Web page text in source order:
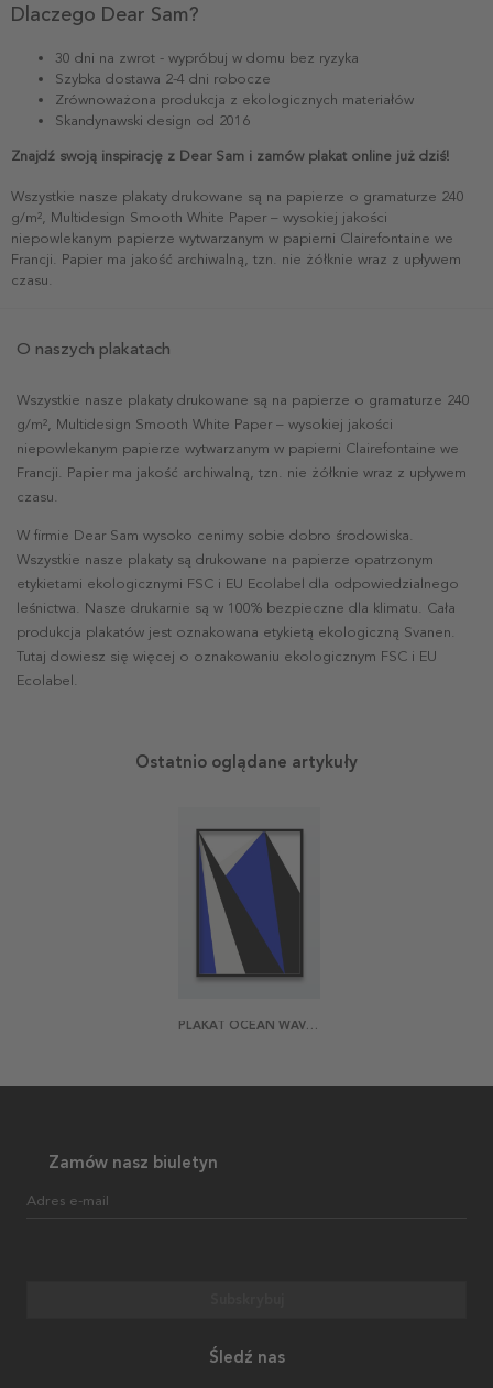
Dlaczego Dear Sam?
30 dni na zwrot - wypróbuj w domu bez ryzyka
Szybka dostawa 2-4 dni robocze
Zrównoważona produkcja z ekologicznych materiałów
Skandynawski design od 2016
Znajdź swoją inspirację z Dear Sam i zamów plakat online już dziś!
Wszystkie nasze plakaty drukowane są na papierze o gramaturze 240
g/m², Multidesign Smooth White Paper – wysokiej jakości
niepowlekanym papierze wytwarzanym w papierni Clairefontaine we
Francji. Papier ma jakość archiwalną, tzn. nie żółknie wraz z upływem
czasu.
O naszych plakatach
Wszystkie nasze plakaty drukowane są na papierze o gramaturze 240
g/m², Multidesign Smooth White Paper – wysokiej jakości
niepowlekanym papierze wytwarzanym w papierni Clairefontaine we
Francji. Papier ma jakość archiwalną, tzn. nie żółknie wraz z upływem
czasu.
W firmie Dear Sam wysoko cenimy sobie dobro środowiska.
Wszystkie nasze plakaty są drukowane na papierze opatrzonym
etykietami ekologicznymi FSC i EU Ecolabel dla odpowiedzialnego
leśnictwa. Nasze drukarnie są w 100% bezpieczne dla klimatu. Cała
produkcja plakatów jest oznakowana etykietą ekologiczną Svanen.
Tutaj dowiesz się więcej o oznakowaniu ekologicznym FSC i EU
Ecolabel.
Ostatnio oglądane artykuły
PLAKAT OCEAN WAVES SHAPES
Zamów nasz biuletyn
Adres e-mail
Śledź nas